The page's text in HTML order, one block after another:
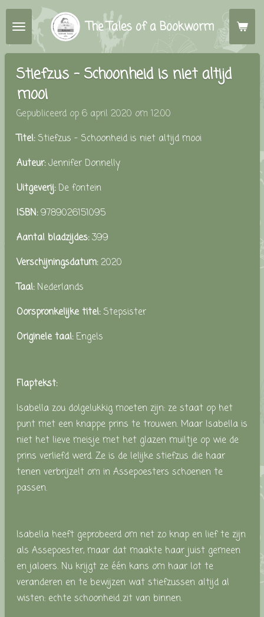
direct
naar
hoofdinhoud
The Tales of a Bookworm
Stiefzus - Schoonheid is niet altijd
mooi
Gepubliceerd op 6 april 2020 om 12:00
Titel: Stiefzus - Schoonheid is niet altijd mooi
Auteur: Jennifer Donnelly
Uitgeverij: De fontein
ISBN: 9789026151095
Aantal bladzijdes: 399
Verschijningsdatum: 2020
Taal: Nederlands
Oorspronkelijke titel: Stepsister
Originele taal: Engels
Flaptekst:
Isabella zou dolgelukkig moeten zijn: ze staat op het
punt met een knappe prins te trouwen. Maar Isabella is
niet het lieve meisje met het glazen muiltje op wie de
prins verliefd werd. Ze is de lelijke stiefzus die haar
tenen verbrijzelt om in Assepoesters schoenen te
passen.
Isabella heeft geprobeerd om net zo knap en lief te zijn
als Assepoester, maar dat maakte haar juist gemeen
en jaloers. Nu krijgt ze één kans om haar lot te
veranderen en te bewijzen wat stiefzussen altijd al
wisten: echte schoonheid zit van binnen.